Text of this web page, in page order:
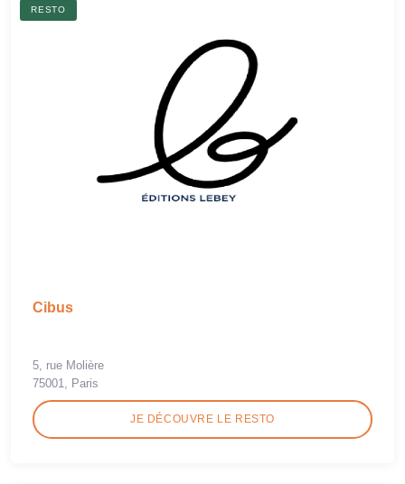
RESTO
Cibus
5, rue Molière
75001, Paris
JE DÉCOUVRE LE RESTO